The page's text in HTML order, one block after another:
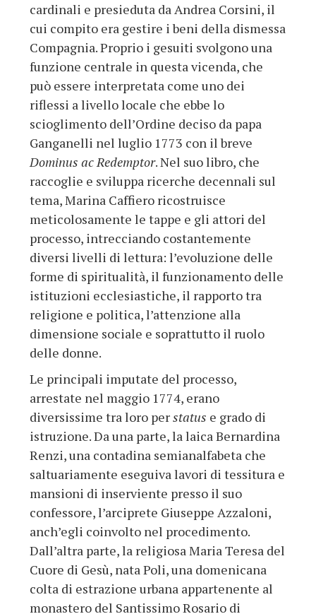
cardinali e presieduta da Andrea Corsini, il
cui compito era gestire i beni della dismessa
Compagnia. Proprio i gesuiti svolgono una
funzione centrale in questa vicenda, che
può essere interpretata come uno dei
riflessi a livello locale che ebbe lo
scioglimento dell’Ordine deciso da papa
Ganganelli nel luglio 1773 con il breve
Dominus ac Redemptor. Nel suo libro, che
raccoglie e sviluppa ricerche decennali sul
tema, Marina Caffiero ricostruisce
meticolosamente le tappe e gli attori del
processo, intrecciando costantemente
diversi livelli di lettura: l’evoluzione delle
forme di spiritualità, il funzionamento delle
istituzioni ecclesiastiche, il rapporto tra
religione e politica, l’attenzione alla
dimensione sociale e soprattutto il ruolo
delle donne.
Le principali imputate del processo,
arrestate nel maggio 1774, erano
diversissime tra loro perstatus e grado di
istruzione. Da una parte, la laica Bernardina
Renzi, una contadina semianalfabeta che
saltuariamente eseguiva lavori di tessitura e
mansioni di inserviente presso il suo
confessore, l’arciprete Giuseppe Azzaloni,
anch’egli coinvolto nel procedimento.
Dall’altra parte, la religiosa Maria Teresa del
Cuore di Gesù, nata Poli, una domenicana
colta di estrazione urbana appartenente al
monastero del Santissimo Rosario di